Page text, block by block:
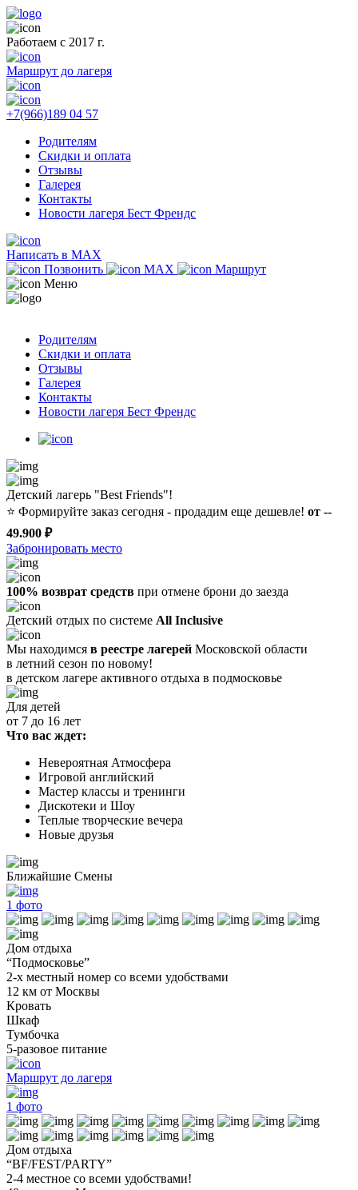
Работаем с 2017 г.
Маршрут до лагеря
+7(966)189 04 57
Родителям
Скидки и оплата
Отзывы
Галерея
Контакты
Новости лагеря Бест Френдс
Написать в MAX
Позвонить
MAX
Маршрут
Меню
Родителям
Скидки и оплата
Отзывы
Галерея
Контакты
Новости лагеря Бест Френдс
Детский лагерь "Best Friends"!
⭐️ Формируйте заказ сегодня - продадим еще дешевле! от --
49.900 ₽
Забронировать место
100% возврат средств при отмене брони до заезда
Детский отдых по системе All Inclusive
Мы находимся в реестре лагерей Московской области
в летний сезон по новому!
в детском лагере активного отдыха в подмосковье
Для детей
от 7 до 16 лет
Что вас ждет:
Невероятная Атмосфера
Игровой английский
Мастер классы и тренинги
Дискотеки и Шоу
Теплые творческие вечера
Новые друзья
Ближайшие Смены
1 фото
Дом отдыха
“Подмосковье”
2-х местный номер со всеми удобствами
12 км от Москвы
Кровать
Шкаф
Тумбочка
5-разовое питание
Маршрут до лагеря
1 фото
Дом отдыха
“BF/FEST/PARTY”
2-4 местное со всеми удобствами!